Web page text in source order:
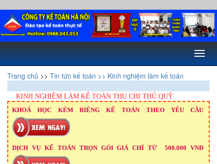
Toggle
Trang chủ >> Tin tức kế toán >> Kinh nghiệm làm kế toán
KINH NGHIỆM LÀM KẾ TOÁN THU CHI THỦ QUỸ
KHOÁ HỌC KÈM RIÊNG KẾ TOÁN THEO YÊU CẦU
DỊCH VỤ KẾ TOÁN TRỌN GÓI GIÁ CHỈ TỪ 500.000 VNĐ